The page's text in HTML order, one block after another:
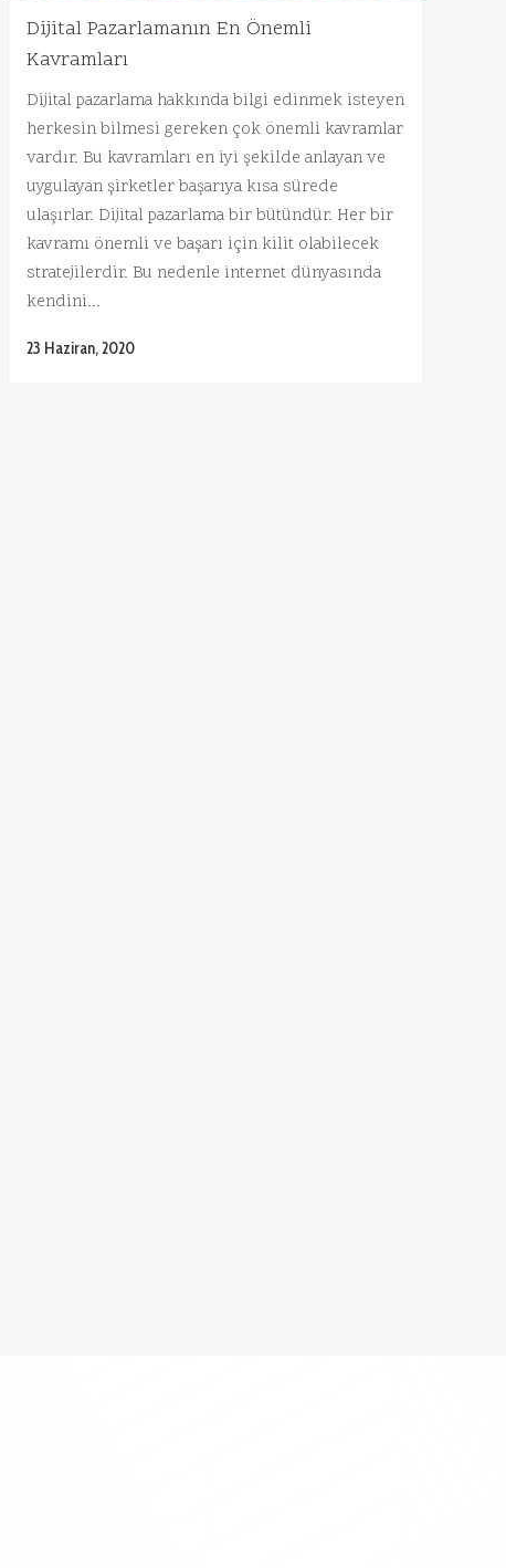
Dijital Pazarlamanın En Önemli
Kavramları
Dijital pazarlama hakkında bilgi edinmek isteyen
herkesin bilmesi gereken çok önemli kavramlar
vardır. Bu kavramları en iyi şekilde anlayan ve
uygulayan şirketler başarıya kısa sürede
ulaşırlar. Dijital pazarlama bir bütündür. Her bir
kavramı önemli ve başarı için kilit olabilecek
stratejilerdir. Bu nedenle internet dünyasında
kendini...
23 Haziran, 2020